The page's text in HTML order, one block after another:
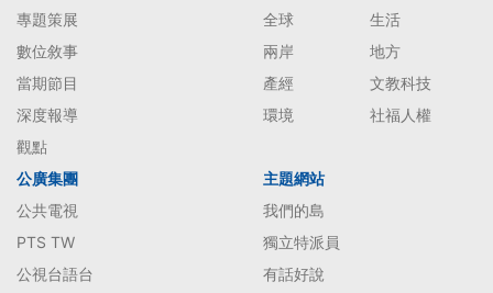
專題策展
數位敘事
當期節目
深度報導
觀點
全球
生活
兩岸
地方
產經
文教科技
環境
社福人權
公廣集團
公共電視
PTS TW
公視台語台
主題網站
我們的島
獨立特派員
有話好說